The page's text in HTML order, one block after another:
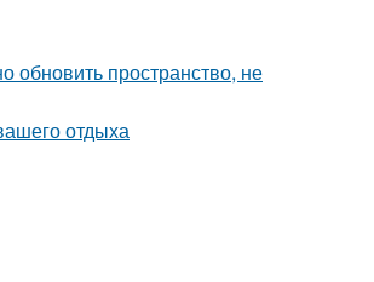
обновить пространство, не
отдыха